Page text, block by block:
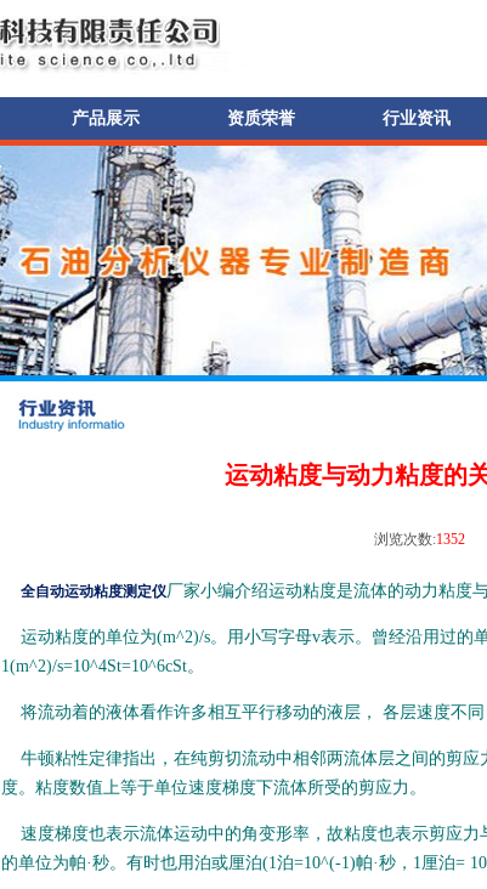
产品展示 资质荣誉 行业资讯
运动粘度与动力粘度的
浏览次数:1352
全自动运动粘度测定仪厂家小编介绍运动粘度是流体的动力粘度
运动粘度的单位为(m^2)/s。用小写字母v表示。曾经沿用过的
1(m^2)/s=10^4St=10^6cSt。
将流动着的液体看作许多相互平行移动的液层， 各层速度不同
牛顿粘性定律指出，在纯剪切流动中相邻两流体层之间的剪应
度。粘度数值上等于单位速度梯度下流体所受的剪应力。
速度梯度也表示流体运动中的角变形率，故粘度也表示剪应力
的单位为帕·秒。有时也用泊或厘泊(1泊=10^(-1)帕·秒，1厘泊=